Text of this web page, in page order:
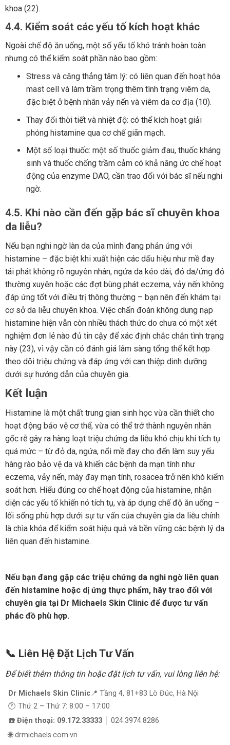
khoa (22).
4.4. Kiểm soát các yếu tố kích hoạt khác
Ngoài chế độ ăn uống, một số yếu tố khó tránh hoàn toàn
nhưng có thể kiểm soát phần nào bao gồm:
Stress và căng thẳng tâm lý: có liên quan đến hoạt hóa
mast cell và làm trầm trọng thêm tình trạng viêm da,
đặc biệt ở bệnh nhân vảy nến và viêm da cơ địa (10).
Thay đổi thời tiết và nhiệt độ: có thể kích hoạt giải
phóng histamine qua cơ chế giãn mạch.
Một số loại thuốc: một số thuốc giảm đau, thuốc kháng
sinh và thuốc chống trầm cảm có khả năng ức chế hoạt
động của enzyme DAO, cần trao đổi với bác sĩ nếu nghi
ngờ.
4.5. Khi nào cần đến gặp bác sĩ chuyên khoa
da liễu?
Nếu bạn nghi ngờ làn da của mình đang phản ứng với
histamine – đặc biệt khi xuất hiện các dấu hiệu như mề đay
tái phát không rõ nguyên nhân, ngứa da kéo dài, đỏ da/ửng đỏ
thường xuyên hoặc các đợt bùng phát eczema, vảy nến không
đáp ứng tốt với điều trị thông thường – bạn nên đến khám tại
cơ sở da liễu chuyên khoa. Việc chẩn đoán không dung nạp
histamine hiện vẫn còn nhiều thách thức do chưa có một xét
nghiệm đơn lẻ nào đủ tin cậy để xác định chắc chắn tình trạng
này (23), vì vậy cần có đánh giá lâm sàng tổng thể kết hợp
theo dõi triệu chứng và đáp ứng với can thiệp dinh dưỡng
dưới sự hướng dẫn của chuyên gia.
Kết luận
Histamine là một chất trung gian sinh học vừa cần thiết cho
hoạt động bảo vệ cơ thể, vừa có thể trở thành nguyên nhân
gốc rễ gây ra hàng loạt triệu chứng da liễu khó chịu khi tích tụ
quá mức – từ đỏ da, ngứa, nổi mề đay cho đến làm suy yếu
hàng rào bảo vệ da và khiến các bệnh da mạn tính như
eczema, vảy nến, mày đay mạn tính, rosacea trở nên khó kiểm
soát hơn. Hiểu đúng cơ chế hoạt động của histamine, nhận
diện các yếu tố khiến nó tích tụ, và áp dụng chế độ ăn uống –
lối sống phù hợp dưới sự tư vấn của chuyên gia da liễu chính
là chìa khóa để kiểm soát hiệu quả và bền vững các bệnh lý da
liên quan đến histamine.
Nếu bạn đang gặp các triệu chứng da nghi ngờ liên quan
đến histamine hoặc dị ứng thực phẩm, hãy trao đổi với
chuyên gia tại Dr Michaels Skin Clinic để được tư vấn
phác đồ phù hợp.
📞 Liên Hệ Đặt Lịch Tư Vấn
Để biết thêm thông tin hoặc đặt lịch tư vấn, vui lòng liên hệ:
Dr Michaels Skin Clinic📍 Tầng 4, 81+83 Lò Đúc, Hà Nội
🕐 Thứ 2 – Thứ 7: 8:00 – 17:00
☎️ Điện thoại: 09.172.33333│ 024.3974.8286
🌐 drmichaels.com.vn